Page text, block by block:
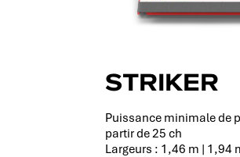
STRIKER
Puissance minimale de
partir de 25 ch
Largeurs : 1,46 m | 1,94